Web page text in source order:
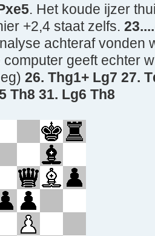
. Het koude ijzer
+2,4 staat zelfs.
achteraf vonden
geeft echter
26. Thg1+ Lg7 27.
Th8 31. Lg6 Th8